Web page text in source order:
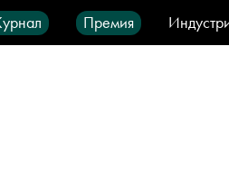
Премия
Город IT-продукты